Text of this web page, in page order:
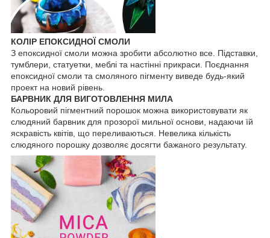
КОЛІР ЕПОКСИДНОЇ СМОЛИ
З епоксидної смоли можна зробити абсолютно все. Підставки,
тумблери, статуетки, меблі та настінні прикраси. Поєднання
епоксидної смоли та смоляного пігменту виведе будь-який
проект на новий рівень.
БАРВНИК ДЛЯ ВИГОТОВЛЕННЯ МИЛА
Кольоровий пігментний порошок можна використовувати як
слюдяний барвник для прозорої мильної основи, надаючи їй
яскравість квітів, що переливаються. Невелика кількість
слюдяного порошку дозволяє досягти бажаного результату.